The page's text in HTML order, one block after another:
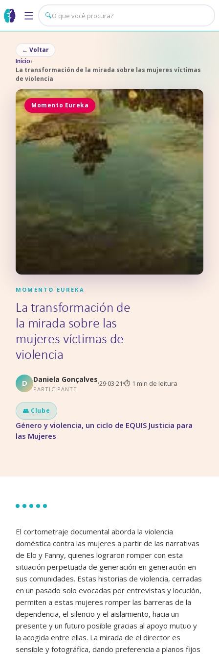
🔍
← Voltar
Início›
La transformación de la mirada sobre las mujeres víctimas
de violencia
Momento Eureka
MOMENTO EUREKA
La transformación de
la mirada sobre las
mujeres víctimas de
violencia
D Daniela Gonçalves
PARTICIPANTE
29·03·21 ⏱ 1 min de leitura
👥 Clube
Género y violencia, un ciclo de EQUIS Justicia para
las Mujeres
El cortometraje documental aborda la violencia
doméstica contra las mujeres a partir de las narrativas
de Elo y Fanny, quienes lograron romper con esta
situación perpetuada de generación en generación en
sus comunidades. Estas historias de violencia, cerradas
en un pasado solo evocadas por entrevistas y locución,
permiten a estas mujeres romper las barreras de la
dependencia, el silencio y el aislamiento, hacia un
presente y un futuro posible gracias al apoyo mutuo y
la acogida entre ellas. La mirada de el director es
sensible y fotográfica, dando preferencia a planos fijos